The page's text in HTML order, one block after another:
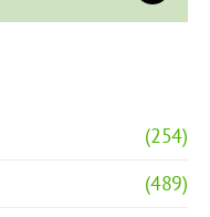
(254)
(489)